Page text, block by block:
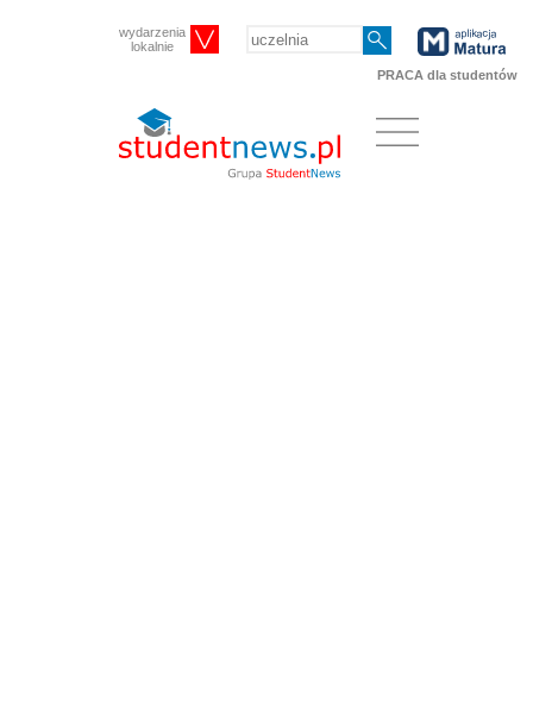
wydarzenia
lokalnie
PRACA dla studentów